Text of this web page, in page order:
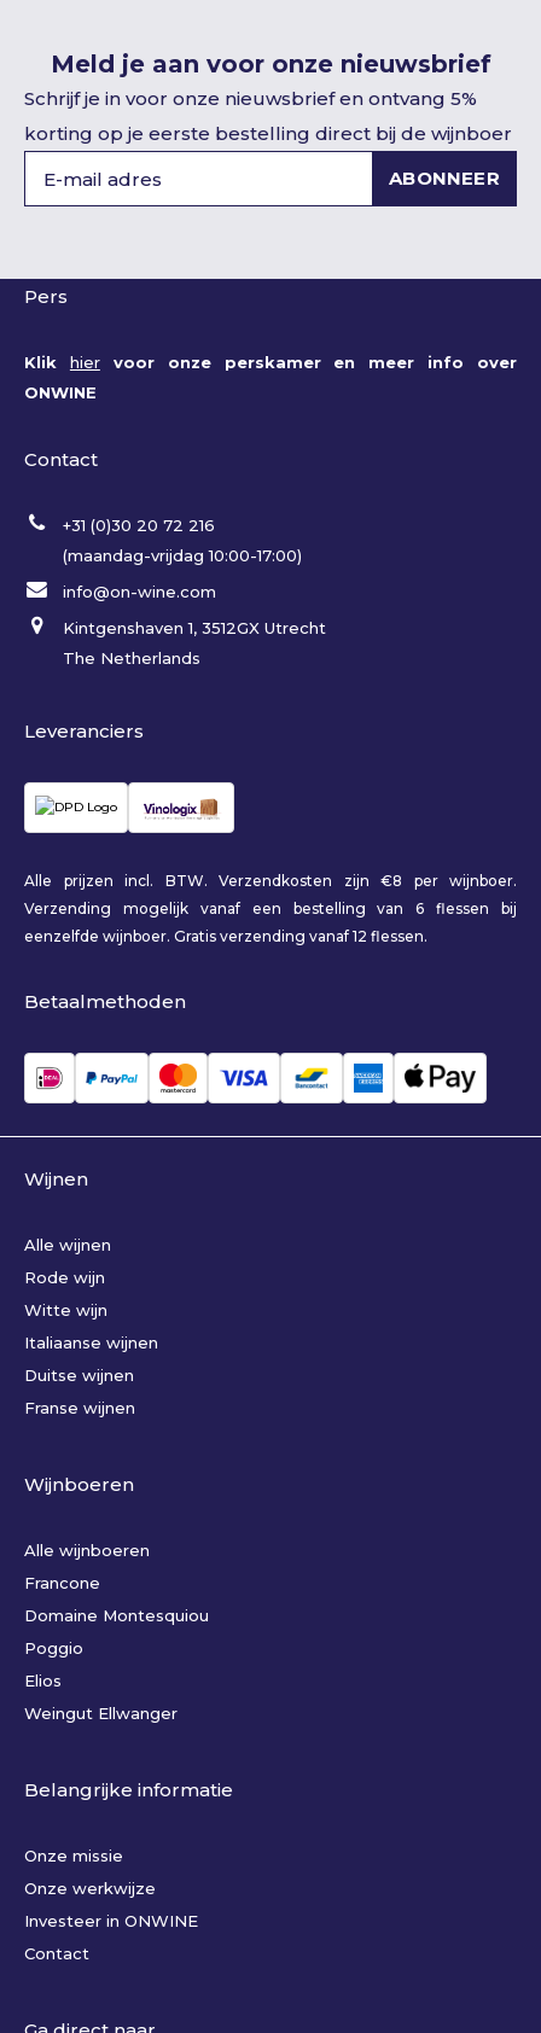
Meld je aan voor onze nieuwsbrief
Schrijf je in voor onze nieuwsbrief en ontvang 5%
korting op je eerste bestelling direct bij de wijnboer
ABONNEER
Pers
Klik hiervoor onze perskamer en meer info over
ONWINE
Contact
+31 (0)30 20 72 216
(maandag-vrijdag 10:00-17:00)
info@on-wine.com
Kintgenshaven 1, 3512GX Utrecht
The Netherlands
Leveranciers
Alle prijzen incl. BTW. Verzendkosten zijn €8 per wijnboer.
Verzending mogelijk vanaf een bestelling van 6 flessen bij
eenzelfde wijnboer. Gratis verzending vanaf 12 flessen.
Betaalmethoden
Wijnen
Alle wijnen
Rode wijn
Witte wijn
Italiaanse wijnen
Duitse wijnen
Franse wijnen
Wijnboeren
Alle wijnboeren
Francone
Domaine Montesquiou
Poggio
Elios
Weingut Ellwanger
Belangrijke informatie
Onze missie
Onze werkwijze
Investeer in ONWINE
Contact